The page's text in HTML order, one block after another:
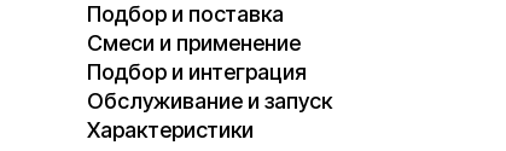
Подбор и поставка
Смеси и применение
Подбор и интеграция
Обслуживание и запуск
Характеристики